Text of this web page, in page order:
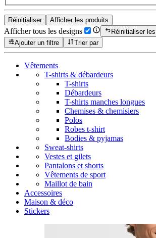
Réinitialiser Afficher les produits
Afficher tous les designs
Réinitialiser
Ajouter un filtre
Trier par
Vêtements
T-shirts & débardeurs
T-shirts
Débardeurs
T-shirts manches longues
Chemises & chemisiers
Polos
Robes t-shirt
Bodies & pyjamas
Sweat-shirts
Vestes et gilets
Pantalons et shorts
Vêtements de sport
Maillot de bain
Accessoires
Maison & déco
Stickers